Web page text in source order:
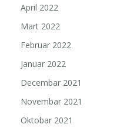
April 2022
Mart 2022
Februar 2022
Januar 2022
Decembar 2021
Novembar 2021
Oktobar 2021